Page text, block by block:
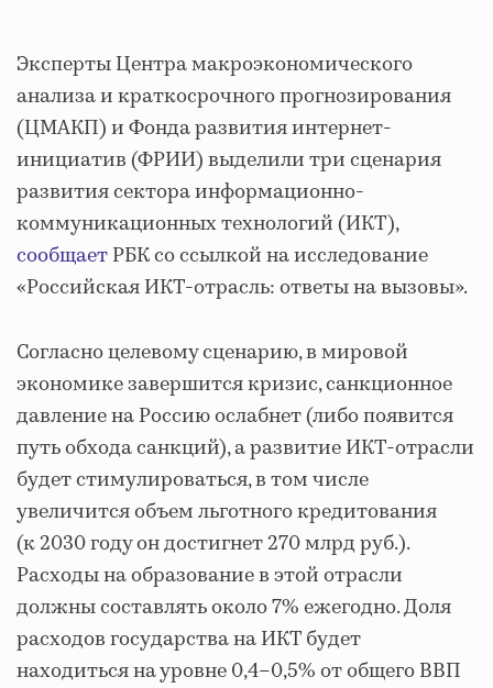
Эксперты Центра макроэкономического
анализа и краткосрочного прогнозирования
(ЦМАКП) и Фонда развития интернет-
инициатив (ФРИИ) выделили три сценария
развития сектора информационно-
коммуникационных технологий (ИКТ),
сообщаетРБК со ссылкой на исследование
«Российская ИКТ-отрасль: ответы на вызовы».
Согласно целевому сценарию, в мировой
экономике завершится кризис, санкционное
давление на Россию ослабнет (либо появится
путь обхода санкций), а развитие ИКТ-отрасли
будет стимулироваться, в том числе
увеличится объем льготного кредитования
(к 2030 году он достигнет 270 млрд руб.).
Расходы на образование в этой отрасли
должны составлять около 7% ежегодно. Доля
расходов государства на ИКТ будет
находиться на уровне 0,4–0,5% от общего ВВП